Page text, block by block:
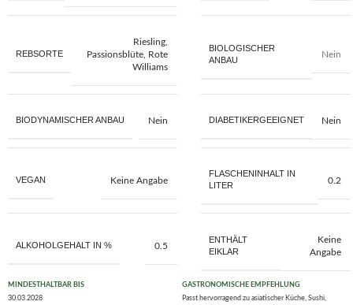
REBSORTE
Riesling,
Passionsblüte, Rote
Williams
BIOLOGISCHER
ANBAU
Nein
BIODYNAMISCHER ANBAU Nein DIABETIKERGEEIGNET Nein
VEGAN Keine Angabe
FLASCHENINHALT IN
LITER
0.2
ALKOHOLGEHALT IN % 0.5
ENTHÄLT
EIKLAR
Keine
Angabe
MINDESTHALTBAR BIS
30.03.2028
GASTRONOMISCHE EMPFEHLUNG
Passt hervorragend zu asiatischer Küche, Sushi,